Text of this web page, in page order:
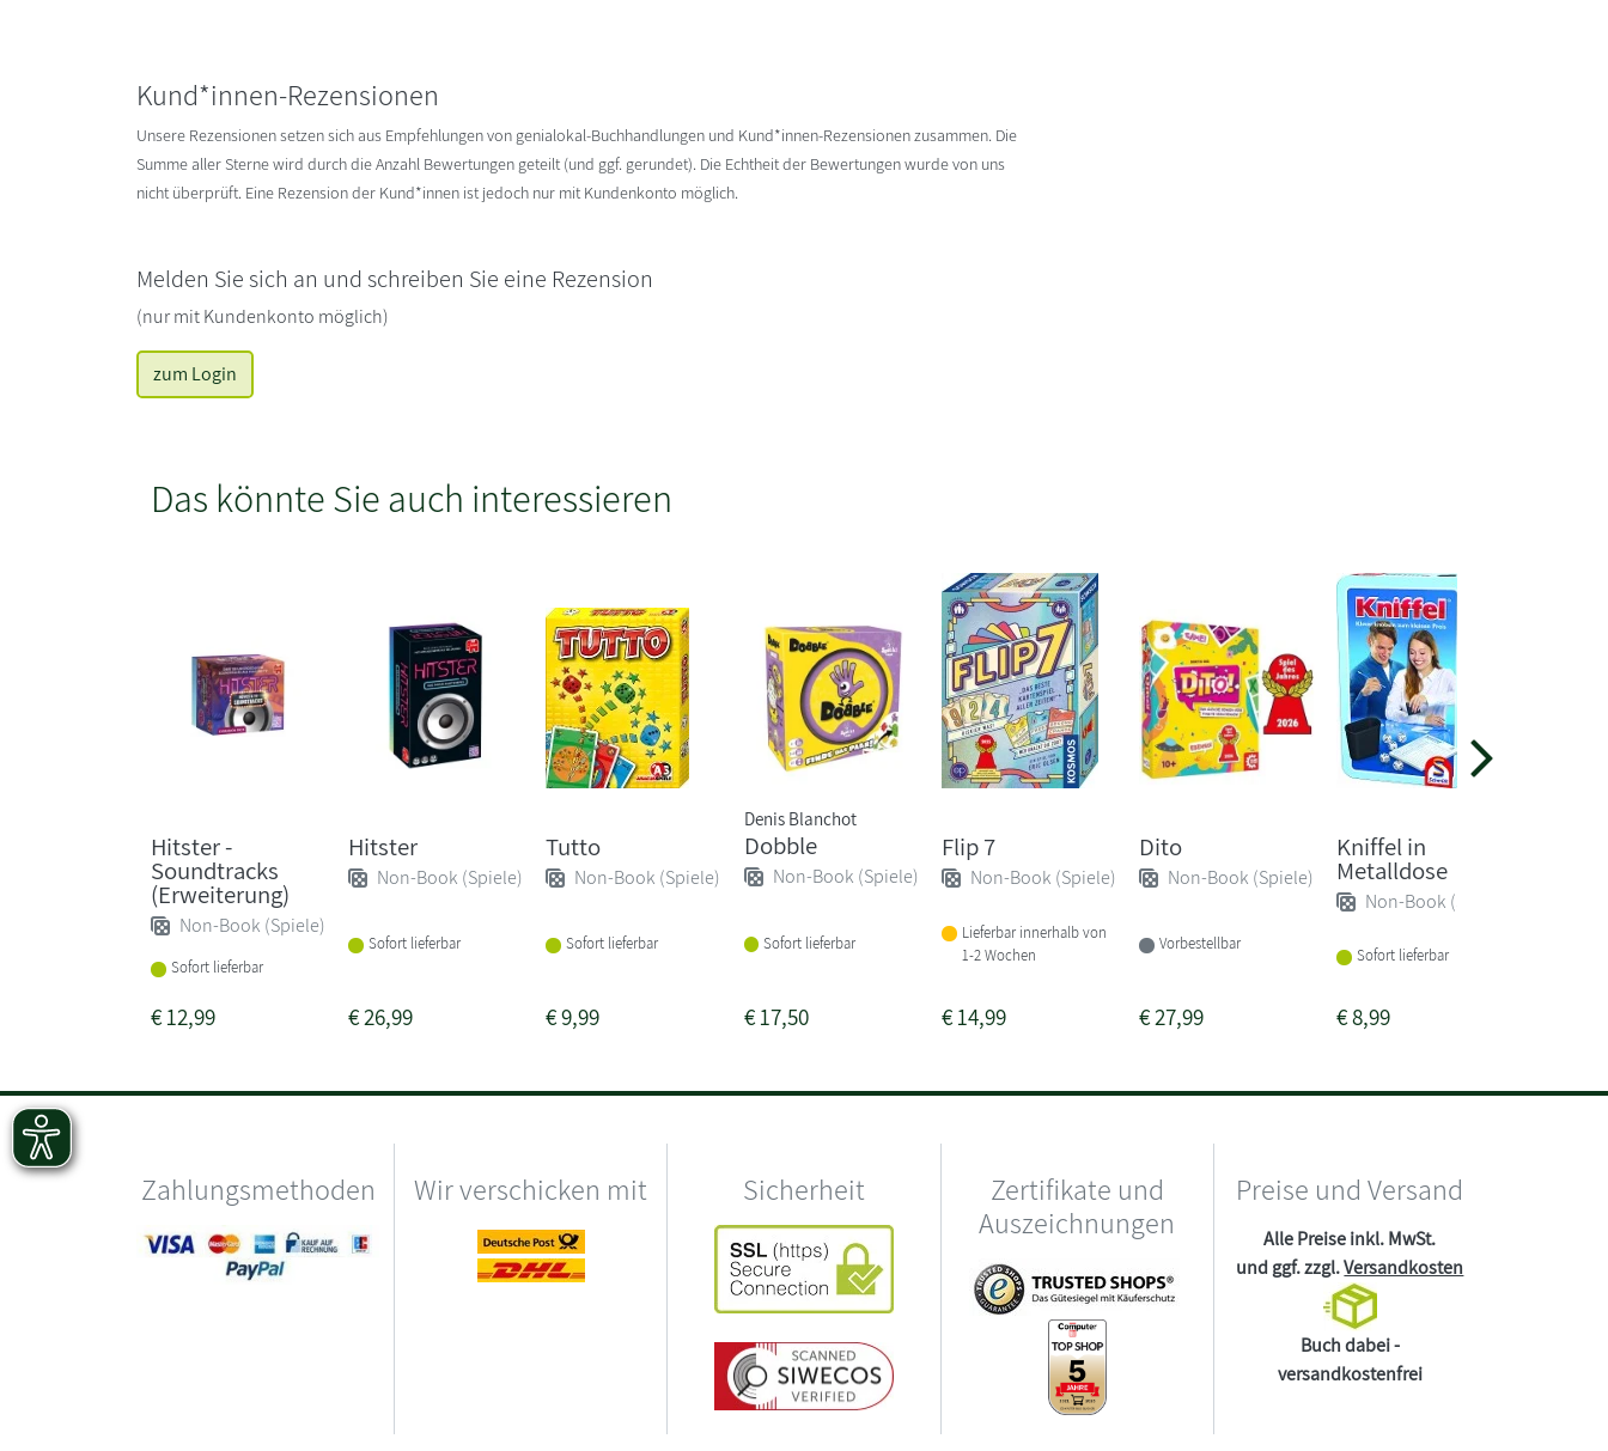
Kund*innen-Rezensionen
Unsere Rezensionen setzen sich aus Empfehlungen von genialokal-Buchhandlungen und Kund*innen-Rezensionen zusammen. Die
Summe aller Sterne wird durch die Anzahl Bewertungen geteilt (und ggf. gerundet). Die Echtheit der Bewertungen wurde von uns
nicht überprüft. Eine Rezension der Kund*innen ist jedoch nur mit Kundenkonto möglich.
Melden Sie sich an und schreiben Sie eine Rezension
(nur mit Kundenkonto möglich)
zum Login
Das könnte Sie auch interessieren
Hitster -
Soundtracks
(Erweiterung)
Non-Book (Spiele)
Sofort lieferbar
€12,99
Hitster
Non-Book (Spiele)
Sofort lieferbar
€26,99
Tutto
Non-Book (Spiele)
Sofort lieferbar
€9,99
Denis Blanchot
Dobble
Non-Book (Spiele)
Sofort lieferbar
€17,50
Flip 7
Non-Book (Spiele)
Lieferbar innerhalb von
1-2 Wochen
€14,99
Dito
Non-Book (Spiele)
Vorbestellbar
€27,99
Kniffel in
Metalldose
Non-Book (Spiele)
Sofort lieferbar
€8,99
Zahlungsmethoden Wir verschicken mit Sicherheit
Zertifikate und
Auszeichnungen
Preise und Versand
Alle Preise inkl. MwSt.
und ggf. zzgl.Versandkosten
Buch dabei -
versandkostenfrei